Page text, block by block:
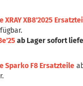
XRAY XB8'2025
ab Lager sofort
Sparko F8 Ersatzteile